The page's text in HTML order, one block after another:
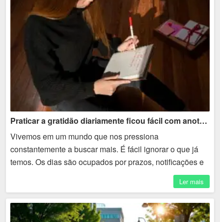
Praticar a gratidão diariamente ficou fácil com anotações simples
Vivemos em um mundo que nos pressiona
constantemente a buscar mais. É fácil ignorar o que já
temos. Os dias são ocupados por prazos, notificações e
responsabilidades, deixando pouco espaço para
Ler mais